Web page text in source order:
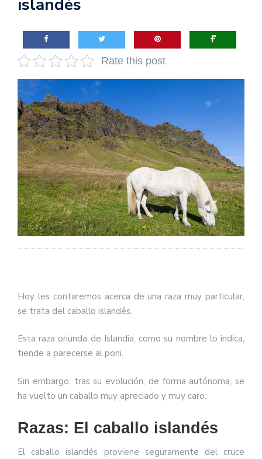
islandés
Rate this post
Hoy les contaremos acerca de una raza muy particular,
se trata del caballo islandés.
Esta raza oriunda de Islandia, como su nombre lo indica,
tiende a parecerse al poni.
Sin embargo, tras su evolución, de forma autónoma, se
ha vuelto un caballo muy apreciado y muy caro.
Razas: El caballo islandés
El caballo islandés proviene seguramente del cruce